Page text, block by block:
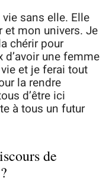
sans elle. Elle
mon univers. Je
chérir pour
une femme
et je ferai tout
la rendre
d’être ici
à tous un futur
de